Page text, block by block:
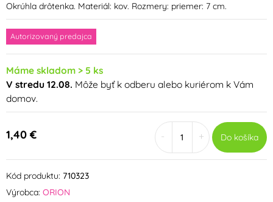
Okrúhla drôtenka. Materiál: kov. Rozmery: priemer: 7 cm.
Autorizovaný predajca
Máme skladom > 5 ks
V stredu 12.08. Môže byť k odberu alebo kuriérom k Vám
domov.
1,40 € + Do košíka
Kód produktu: 710323
Výrobca: ORION